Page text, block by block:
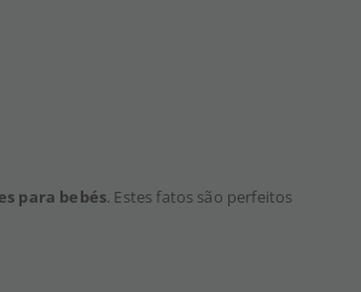
para bebés. Estes fatos são perfeitos